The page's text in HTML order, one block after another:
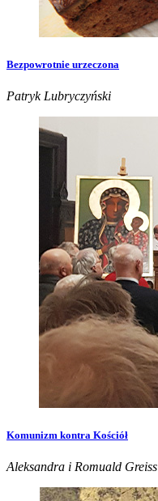
Bezpowrotnie urzeczona
Patryk Lubryczyński
Komunizm kontra Kościół
Aleksandra i Romuald Greiss